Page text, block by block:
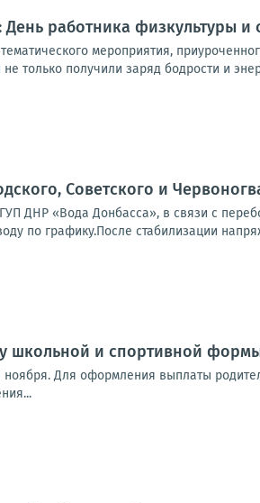
работника физкультуры
мероприятия,
только получили заряд бодрости и
Советского и
ДНР «Вода Донбасса», в связи с
по графику.После стабилизации
школьной и спортивной
Для оформления выплаты